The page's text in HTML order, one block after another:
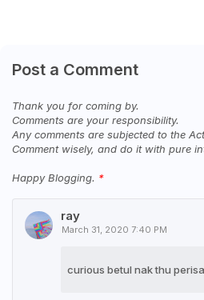
Post a Comment
Thank you for coming by.
Comments are your responsibility.
Any comments are subjected to the
Comment wisely, and do it with pure
Happy Blogging.
ray
March 31, 2020 7:40 PM
curious betul nak thu